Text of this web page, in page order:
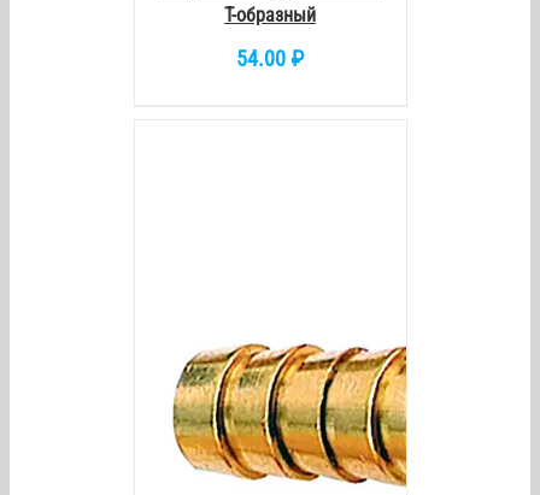
Т-образный
54.00 ₽